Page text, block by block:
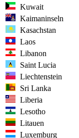
Kuwait
Kaimaninseln
Kasachstan
Laos
Libanon
Saint Lucia
Liechtenstein
Sri Lanka
Liberia
Lesotho
Litauen
Luxemburg